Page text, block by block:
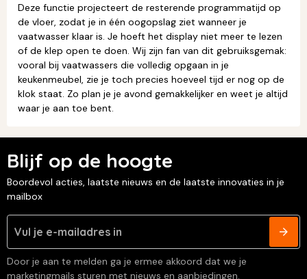
Deze functie projecteert de resterende programmatijd op
de vloer, zodat je in één oogopslag ziet wanneer je
vaatwasser klaar is. Je hoeft het display niet meer te lezen
of de klep open te doen. Wij zijn fan van dit gebruiksgemak:
vooral bij vaatwassers die volledig opgaan in je
keukenmeubel, zie je toch precies hoeveel tijd er nog op de
klok staat. Zo plan je je avond gemakkelijker en weet je altijd
waar je aan toe bent.
Blijf op de hoogte
Boordevol acties, laatste nieuws en de laatste innovaties in je
mailbox
Door je aan te melden ga je ermee akkoord dat we je
marketingmails sturen met nieuws en aanbiedingen.